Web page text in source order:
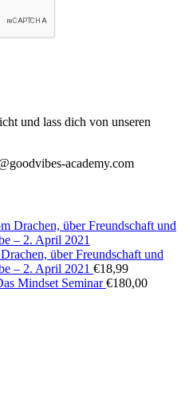
und lass dich von unseren
academy.com
über Freundschaft und
– 2. April 2021 €18,99
Mindset Seminar€180,00